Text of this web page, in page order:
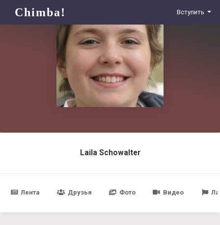
Chimba! Вступить
Laila Schowalter
Лента Друзья Фото Видео